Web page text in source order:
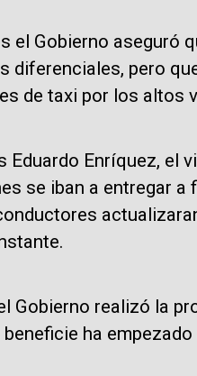
el Gobierno aseguró
diferenciales, pero
de taxi por los altos
Eduardo Enríquez, el
se iban a entregar a
Gobierno realizó la
ha